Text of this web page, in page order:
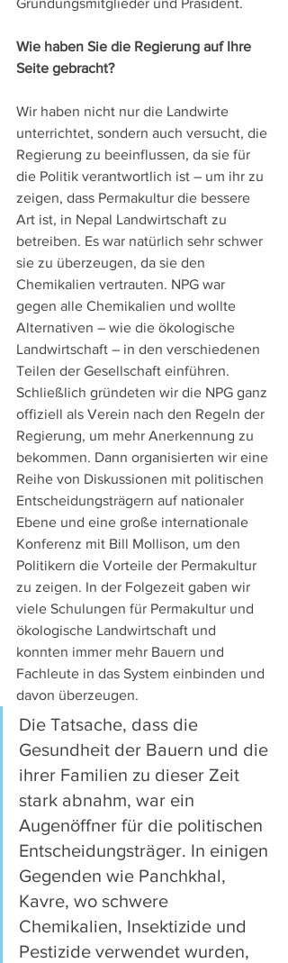
Gründungsmitglieder und Präsident.
Wie haben Sie die Regierung auf Ihre
Seite gebracht?
Wir haben nicht nur die Landwirte
unterrichtet, sondern auch versucht, die
Regierung zu beeinflussen, da sie für
die Politik verantwortlich ist – um ihr zu
zeigen, dass Permakultur die bessere
Art ist, in Nepal Landwirtschaft zu
betreiben. Es war natürlich sehr schwer
sie zu überzeugen, da sie den
Chemikalien vertrauten. NPG war
gegen alle Chemikalien und wollte
Alternativen – wie die ökologische
Landwirtschaft – in den verschiedenen
Teilen der Gesellschaft einführen.
Schließlich gründeten wir die NPG ganz
offiziell als Verein nach den Regeln der
Regierung, um mehr Anerkennung zu
bekommen. Dann organisierten wir eine
Reihe von Diskussionen mit politischen
Entscheidungsträgern auf nationaler
Ebene und eine große internationale
Konferenz mit Bill Mollison, um den
Politikern die Vorteile der Permakultur
zu zeigen. In der Folgezeit gaben wir
viele Schulungen für Permakultur und
ökologische Landwirtschaft und
konnten immer mehr Bauern und
Fachleute in das System einbinden und
davon überzeugen.
Die Tatsache, dass die
Gesundheit der Bauern und die
ihrer Familien zu dieser Zeit
stark abnahm, war ein
Augenöffner für die politischen
Entscheidungsträger. In einigen
Gegenden wie Panchkhal,
Kavre, wo schwere
Chemikalien, Insektizide und
Pestizide verwendet wurden,